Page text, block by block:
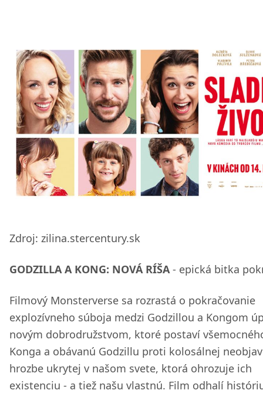
Zdroj: zilina.stercentury.sk
GODZILLA A KONG: NOVÁ RÍŠA- epická bitka
Filmový Monsterverse sa rozrastá o pokračovanie
explozívneho súboja medzi Godzillou a Kongom
novým dobrodružstvom, ktoré postaví
Konga a obávanú Godzillu proti kolosálnej
hrozbe ukrytej v našom svete, ktorá ohrozuje ich
existenciu - a tiež našu vlastnú. Film odhalí